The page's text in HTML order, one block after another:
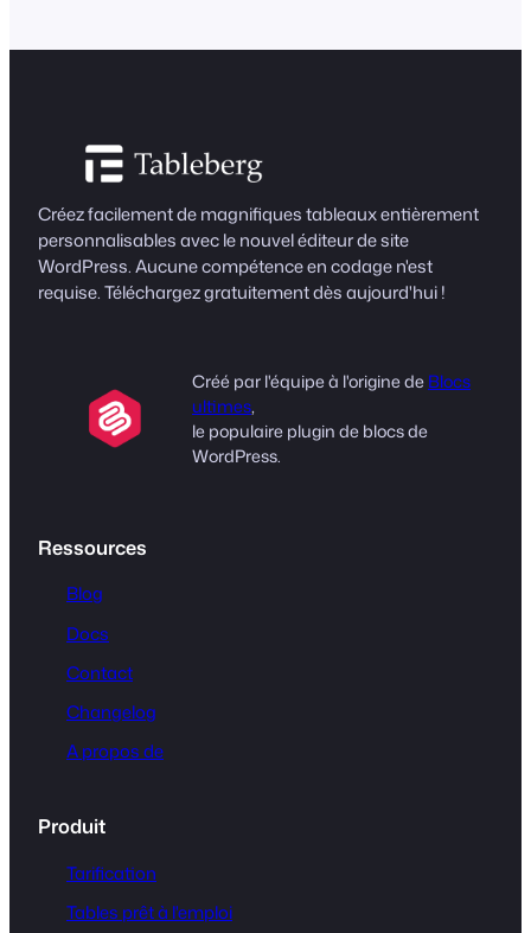
Créez facilement de magnifiques tableaux entièrement
personnalisables avec le nouvel éditeur de site
WordPress. Aucune compétence en codage n'est
requise. Téléchargez gratuitement dès aujourd'hui !
Créé par l'équipe à l'origine deBlocs
ultimes,
le populaire plugin de blocs de
WordPress.
Ressources
Blog
Docs
Contact
Changelog
A propos de
Produit
Tarification
Tables prêt à l'emploi